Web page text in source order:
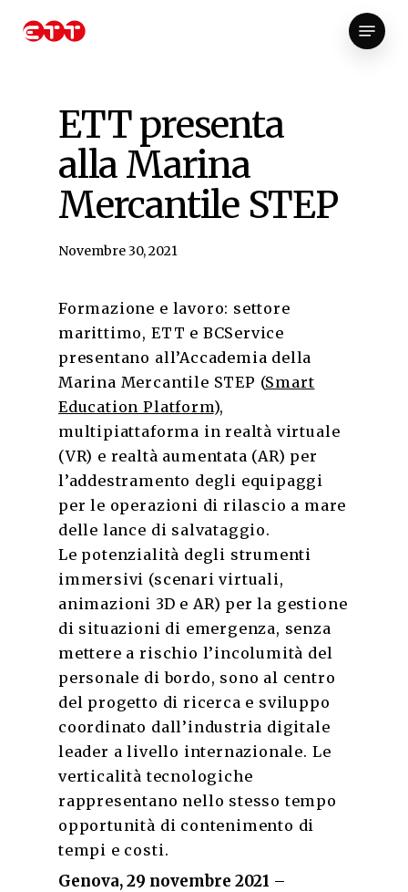
Menu
ETT presenta
alla Marina
Mercantile STEP
Novembre 30, 2021
Formazione e lavoro: settore
marittimo, ETT e BCService
presentano all’Accademia della
Marina Mercantile STEP (Smart
Education Platform),
multipiattaforma in realtà virtuale
(VR) e realtà aumentata (AR) per
l’addestramento degli equipaggi
per le operazioni di rilascio a mare
delle lance di salvataggio.
Le potenzialità degli strumenti
immersivi (scenari virtuali,
animazioni 3D e AR) per la gestione
di situazioni di emergenza, senza
mettere a rischio l’incolumità del
personale di bordo, sono al centro
del progetto di ricerca e sviluppo
coordinato dall’industria digitale
leader a livello internazionale. Le
verticalità tecnologiche
rappresentano nello stesso tempo
opportunità di contenimento di
tempi e costi.
Genova, 29 novembre 2021 –